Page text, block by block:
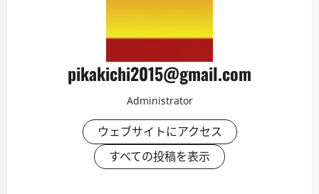
pikakichi2015@gmail.com
Administrator
ウェブサイトにアクセス
すべての投稿を表示